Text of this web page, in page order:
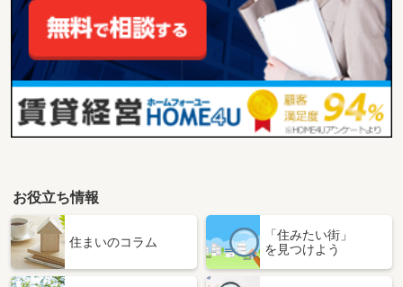
お役立ち情報
住まいのコラム
「住みたい街」
を見つけよう